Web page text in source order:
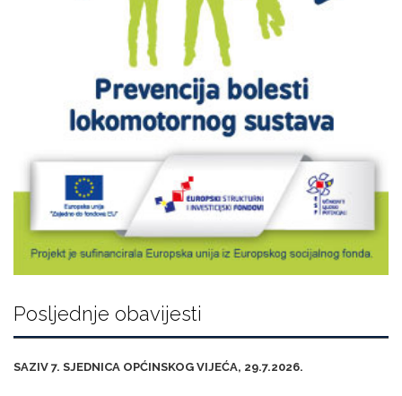
Posljednje obavijesti
SAZIV 7. SJEDNICA OPĆINSKOG VIJEĆA, 29.7.2026.